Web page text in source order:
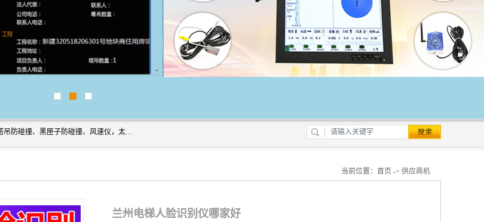
上海宇叶电子科技有限公司是吊钩视频监控、升降机监控、卸料平台监控、塔吊防碰撞、黑匣子防碰撞、风速仪，太阳能障碍灯安全提示灯等一系列升降机的常用配件产品专业研发生产加工的公司，拥有完整、科学的质量管理体系。
当前位置： 首页 -> 供应商机
兰州电梯人脸识别仪哪家好